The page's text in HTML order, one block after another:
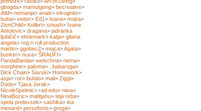
gbogda> mamutgong> becreative>
đđđ> nemanja> anais> inkognito>
buba> xedor> Ed1> Ivana> mojra>
ZionChild> Kolibri> smush> Ivana
Antolovic> dragana> jadranka
ljubičič> ehrlemark> katja> gitana
angela> rog n roll production
martin> ggobec2> mojca>Agata>
bunker> nusa> ŠRAUFI>
PandaBanda> weischna> nema>
morphine> paloma> ..babaroga>
Dick Chain> Savski> Homework>
asja> ror> bufalo> mali> Ziggi>
Dodo> Tjasa Jerak>
NicoleSpeletic> rad.edu> niwa>
NinaBozic> matitjahu> teja reba>
spela prelovsek> sashika> lea
menard> persefonis> grega>